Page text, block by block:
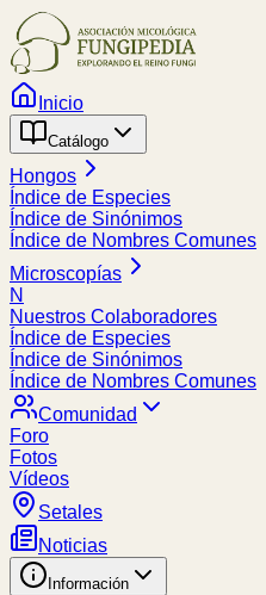
Inicio
Catálogo
Hongos
Índice de Especies
Índice de Sinónimos
Índice de Nombres Comunes
Microscopías
N
Nuestros Colaboradores
Índice de Especies
Índice de Sinónimos
Índice de Nombres Comunes
Comunidad
Foro
Fotos
Vídeos
Setales
Noticias
Información